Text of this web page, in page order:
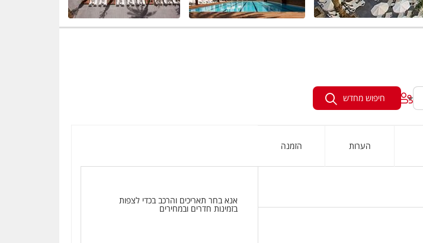
חיפוש מחדש
הערות הזמנה
אנא בחר תאריכים והרכב בכדי לצפות
בזמינות חדרים ובמחירים